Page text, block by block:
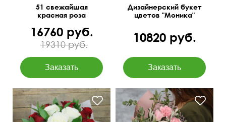
51 свежайшая
красная роза
16760 руб.
19310 руб.
Дизайнерский букет
цветов "Моника"
10820 руб.